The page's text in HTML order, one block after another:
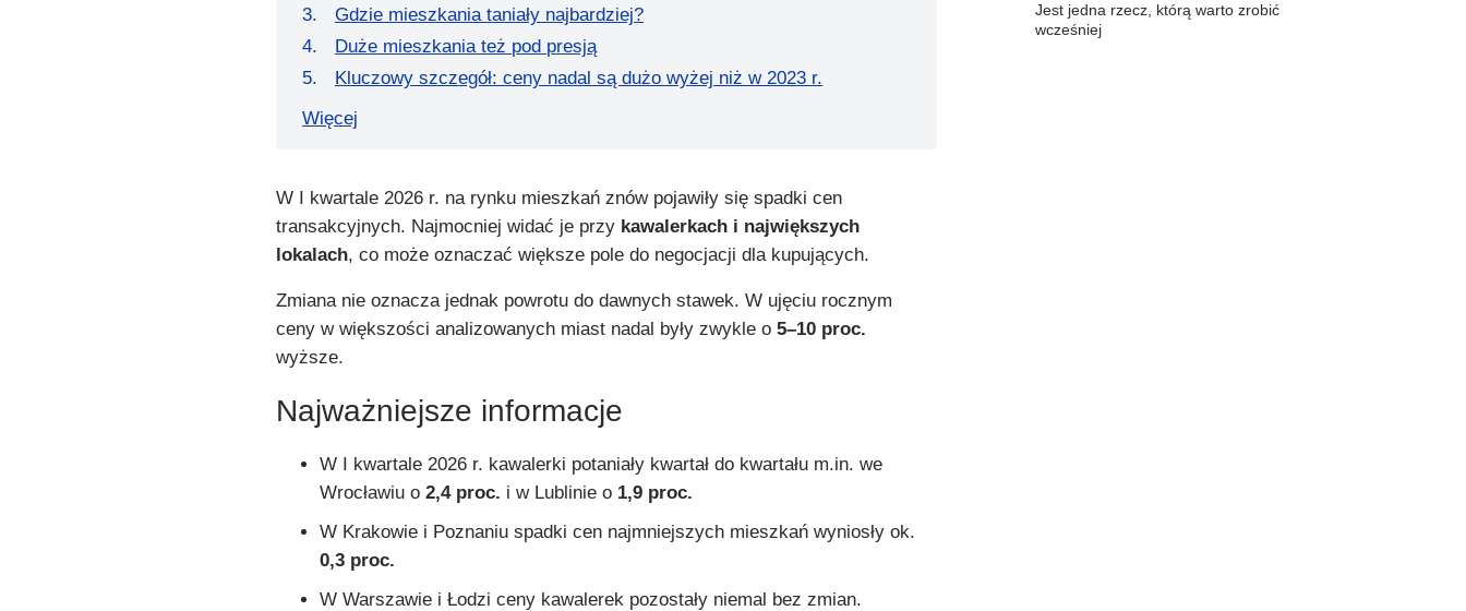
Gdzie mieszkania taniały najbardziej?
Duże mieszkania też pod presją
Kluczowy szczegół: ceny nadal są dużo wyżej niż w 2023 r.
Więcej
W I kwartale 2026 r. na rynku mieszkań znów pojawiły się spadki cen
transakcyjnych. Najmocniej widać je przy kawalerkach i największych
lokalach, co może oznaczać większe pole do negocjacji dla kupujących.
Zmiana nie oznacza jednak powrotu do dawnych stawek. W ujęciu rocznym
ceny w większości analizowanych miast nadal były zwykle o5–10 proc.
wyższe.
Najważniejsze informacje
W I kwartale 2026 r. kawalerki potaniały kwartał do kwartału m.in. we
Wrocławiu o2,4 proc. i w Lublinie o 1,9 proc.
W Krakowie i Poznaniu spadki cen najmniejszych mieszkań wyniosły ok.
0,3 proc.
W Warszawie i Łodzi ceny kawalerek pozostały niemal bez zmian.
Jest jedna rzecz, którą warto zrobić
wcześniej